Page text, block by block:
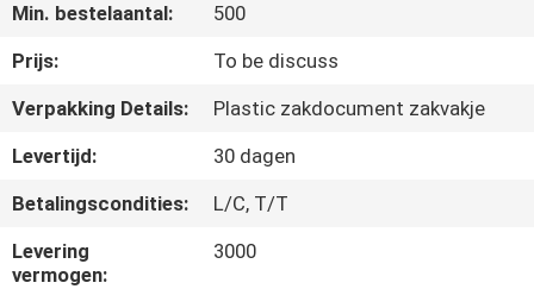
KWALITEITSCONTROLE
NIEUWS
VRAAG
EEN
OFFERTE
Min. bestelaantal:
500
Prijs:
To be discuss
Verpakking Details:
Plastic zakdocument zakvakje
Levertijd:
30 dagen
Betalingscondities:
L/C, T/T
Levering
vermogen:
3000